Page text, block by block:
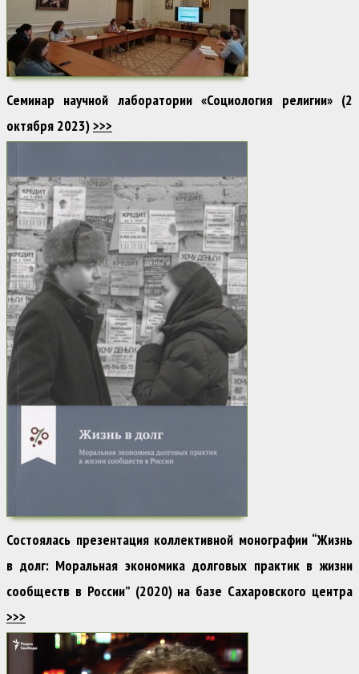
Семинар научной лаборатории «Социология религии» (2
октября 2023)>>>
Состоялась презентация коллективной монографии “Жизнь
в долг: Моральная экономика долговых практик в жизни
сообществ в России” (2020) на базе Сахаровского центра
>>>